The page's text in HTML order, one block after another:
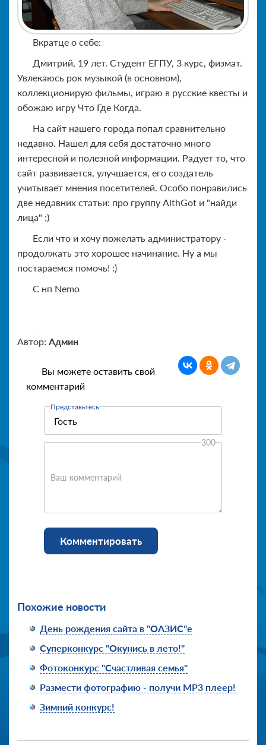
Вкратце о себе:
Дмитрий, 19 лет. Студент ЕГПУ, 3 курс, физмат.
Увлекаюсь рок музыкой (в основном),
коллекционирую фильмы, играю в русские квесты и
обожаю игру Что Где Когда.
На сайт нашего города попал сравнительно
недавно. Нашел для себя достаточно много
интересной и полезной информации. Радует то, что
сайт развивается, улучшается, его создатель
учитывает мнения посетителей. Особо понравились
две недавних статьи: про группу AlthGot и "найди
лица" ;)
Если что и хочу пожелать администратору -
продолжать это хорошее начинание. Ну а мы
постараемся помочь! :)
C нп Nemo
Автор: Админ
Вы можете оставить свой
комментарий
Представьтесь
Ваш комментарий
300
Комментировать
Похожие новости
День рождения сайта в "ОАЗИС"е
Суперконкурс "Окунись в лето!"
Фотоконкурс "Счастливая семья"
Размести фотографию - получи MP3 плеер!
Зимний конкурс!